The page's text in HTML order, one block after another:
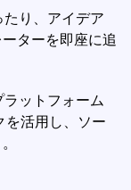
り、アイデア
ターを即座に追
ットフォーム
を活用し、ソー